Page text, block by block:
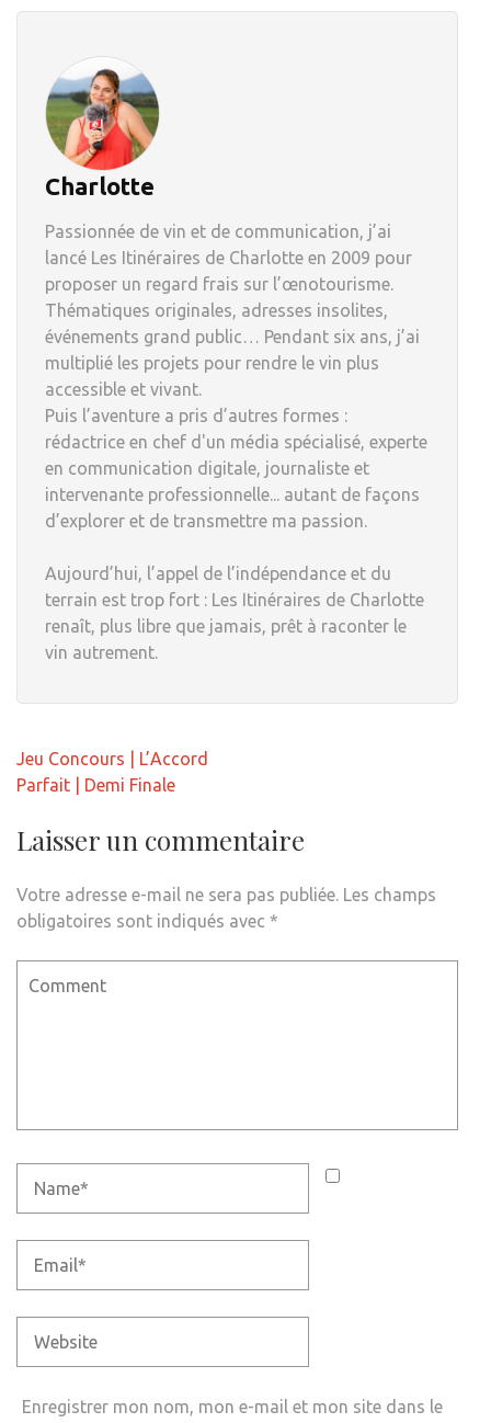
Charlotte
Passionnée de vin et de communication, j’ai
lancé Les Itinéraires de Charlotte en 2009 pour
proposer un regard frais sur l’œnotourisme.
Thématiques originales, adresses insolites,
événements grand public… Pendant six ans, j’ai
multiplié les projets pour rendre le vin plus
accessible et vivant.
Puis l’aventure a pris d’autres formes :
rédactrice en chef d'un média spécialisé, experte
en communication digitale, journaliste et
intervenante professionnelle... autant de façons
d’explorer et de transmettre ma passion.
Aujourd’hui, l’appel de l’indépendance et du
terrain est trop fort : Les Itinéraires de Charlotte
renaît, plus libre que jamais, prêt à raconter le
vin autrement.
Navigation
de
Jeu Concours | L’Accord
Parfait | Demi Finale
Laisser un commentaire
Votre adresse e-mail ne sera pas publiée. Les champs
obligatoires sont indiqués avec *
Enregistrer mon nom, mon e-mail et mon site dans le